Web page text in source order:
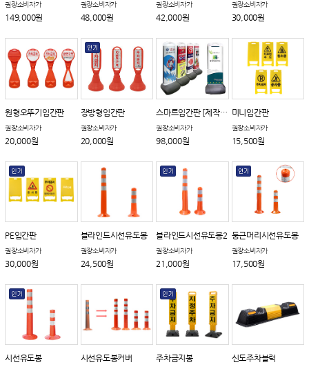
권장소비자가
149,000원
권장소비자가
48,000원
권장소비자가
42,000원
권장소비자가
30,000원
원형오뚜기입간판
권장소비자가
20,000원
장방형입간판
권장소비자가
20,000원
스마트입간판 [제작상품]
권장소비자가
98,000원
미니입간판
권장소비자가
15,500원
PE입간판
권장소비자가
30,000원
블라인드시선유도봉
권장소비자가
24,500원
블라인드시선유도봉2
권장소비자가
21,000원
둥근머리시선유도봉
권장소비자가
17,500원
시선유도봉 시선유도봉커버 주차금지봉 신도주차블럭